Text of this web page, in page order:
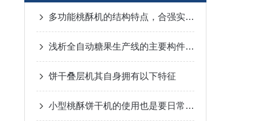
多功能桃酥机的结构特点，合强实业说了算！
浅析全自动糖果生产线的主要构件-真空熬糖设备
饼干叠层机其自身拥有以下特征
小型桃酥饼干机的使用也是要日常清洗的！